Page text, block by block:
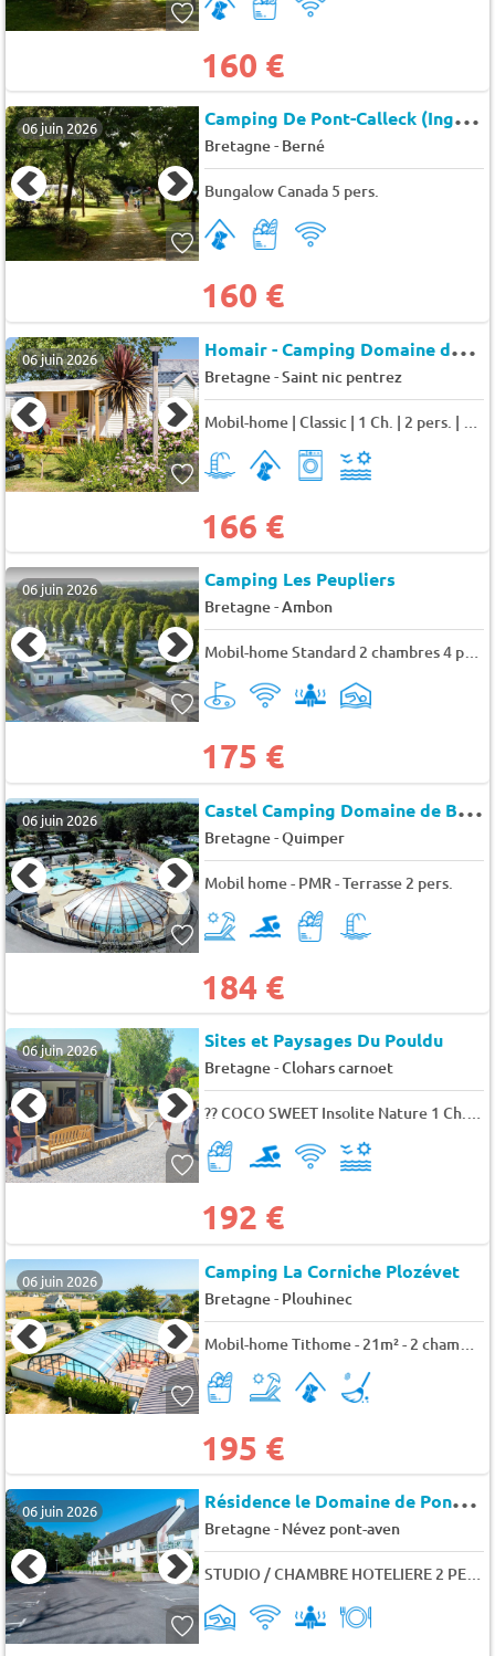
160 €
06 juin 2026 C
amping De Pont-Calleck (Inguiniel à 5 km)
Bretagne- Berné
Bungalow Canada 5 pers.
160 €
06 juin 2026 H
omair - Camping Domaine de Ker Ys
Bretagne-Saint nic pentrez
166 €
06 juin 2026 Camping Les Peupliers
Bretagne-Ambon
Mobil-home Standard 2 chambres 4 pers.
175 €
06 juin 2026 C
astel Camping Domaine de Bel Air
Bretagne-Quimper
Mobil home - PMR - Terrasse 2 pers.
184 €
06 juin 2026 Sites et Paysages Du Pouldu
Bretagne-Clohars carnoet
?? COCO SWEET Insolite Nature 1 Ch. 4 pers.
192 €
06 juin 2026 Camping La Corniche Plozévet
Bretagne- Plouhinec
195 €
06 juin 2026 R
ésidence le Domaine de Pont Aven
Bretagne- Névez pont-aven
STUDIO / CHAMBRE HOTELIERE 2 PERS. SANS BALCON